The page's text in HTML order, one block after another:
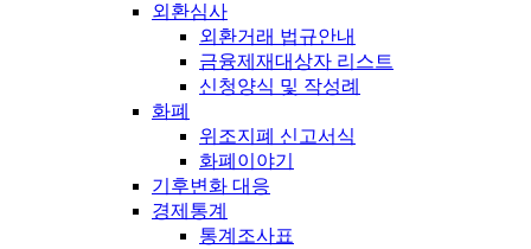
외환심사
외환거래 법규안내
금융제재대상자 리스트
신청양식 및 작성례
화폐
위조지폐 신고서식
화폐이야기
기후변화 대응
경제통계
통계조사표